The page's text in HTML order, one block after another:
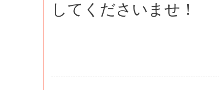
してくださいませ！